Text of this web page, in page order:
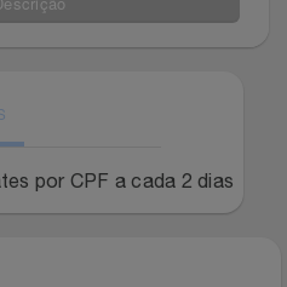
por CPF a cada 2 dias